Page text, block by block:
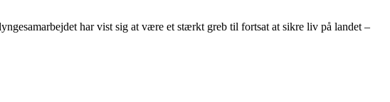
har vist sig at være et stærkt greb til fortsat at sikre liv på landet –